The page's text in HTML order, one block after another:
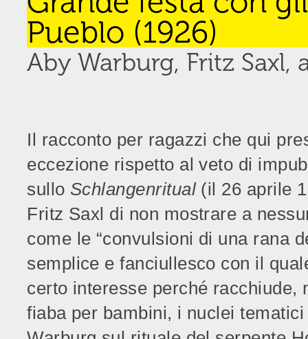
Pueblo (1926)
Aby Warburg, Fritz Saxl,
Il racconto per ragazzi che qui
eccezione rispetto al veto di
sullo Schlangenritual(il 26 aprile
Fritz Saxl di non mostrare a
come le “convulsioni di una rana
semplice e fanciullesco con il
certo interesse perché
fiaba per bambini, i nuclei